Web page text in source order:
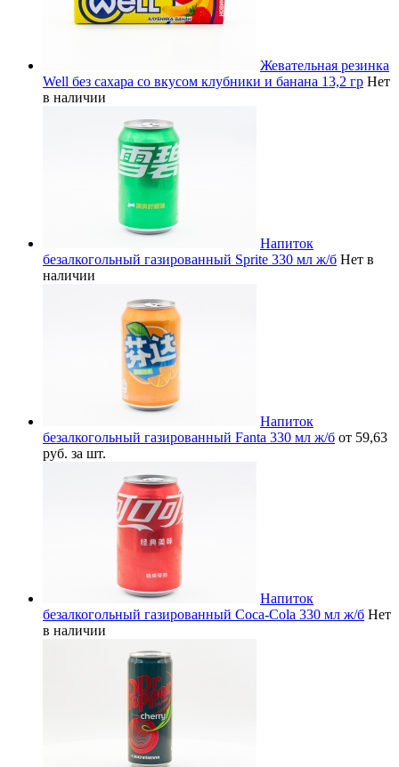
Жевательная резинка
Well без сахара со вкусом клубники и банана 13,2 гр Нет
в наличии
Напиток
безалкогольный газированный Sprite 330 мл ж/б Нет в
наличии
Напиток
безалкогольный газированный Fanta 330 мл ж/б от 59,63
руб. за шт.
Напиток
безалкогольный газированный Coca-Cola 330 мл ж/б Нет
в наличии